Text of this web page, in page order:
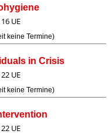
UE
keine Termine)
in Crisis
UE
keine Termine)
UE